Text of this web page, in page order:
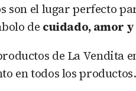
son el lugar perfecto
de cuidado, amor
de La Vendita
en todos los productos.